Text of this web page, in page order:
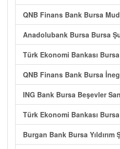
QNB Finans Bank Bursa
Anadolubank Bursa Bursa
Türk Ekonomi Bankası
QNB Finans Bank Bursa
ING Bank Bursa Beşevler
Türk Ekonomi Bankası
Burgan Bank Bursa Yıldırım